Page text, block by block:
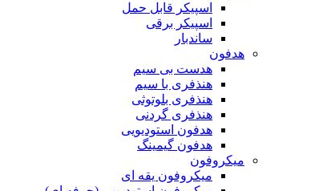
اسپیکر قابل حمل
اسپیکر برقی
ساندبار
هدفون
هدست بی سیم
هنذفری با سیم
هنذفری بلوتوثی
هنذفری گردنی
هدفون استودیویی
هدفون گیمینگ
میکروفون
میکروفون یقه ای